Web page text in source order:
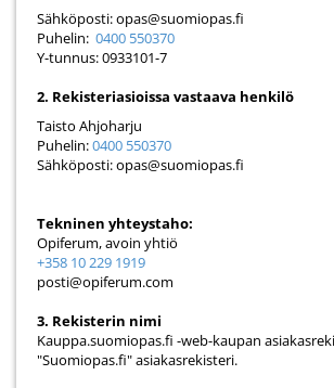
Sähköposti: opas@suomiopas.fi
Puhelin: 0400 550370
Y-tunnus: 0933101-7
2. Rekisteriasioissa vastaava henkilö
Taisto Ahjoharju
Puhelin:0400 550370
Sähköposti: opas@suomiopas.fi
Tekninen yhteystaho:
Opiferum, avoin yhtiö
+358 10 229 1919
posti@opiferum.com
3. Rekisterin nimi
Kauppa.suomiopas.fi -web-kaupan
"Suomiopas.fi" asiakasrekisteri.